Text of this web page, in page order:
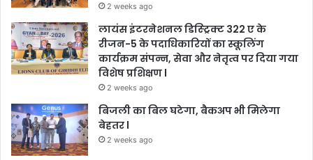
2 weeks ago
लायंस इंटरनेशनल डिस्ट्रिक्ट 322 ए के
रीजन-5 के पदाधिकारियों का स्कूलिंग
कार्यक्रम संपन्न, सेवा और नेतृत्व पर दिया गया
विशेष प्रशिक्षण l
2 weeks ago
बिजली का बिल घटेगा, बैकअप भी मिलेगा
बेहतर l
2 weeks ago